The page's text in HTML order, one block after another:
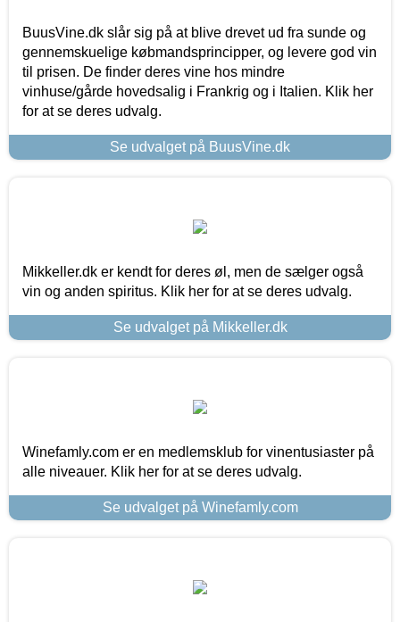
BuusVine.dk slår sig på at blive drevet ud fra sunde og
gennemskuelige købmandsprincipper, og levere god vin
til prisen. De finder deres vine hos mindre
vinhuse/gårde hovedsalig i Frankrig og i Italien. Klik her
for at se deres udvalg.
Se udvalget på BuusVine.dk
Mikkeller.dk er kendt for deres øl, men de sælger også
vin og anden spiritus. Klik her for at se deres udvalg.
Se udvalget på Mikkeller.dk
Winefamly.com er en medlemsklub for vinentusiaster på
alle niveauer. Klik her for at se deres udvalg.
Se udvalget på Winefamly.com